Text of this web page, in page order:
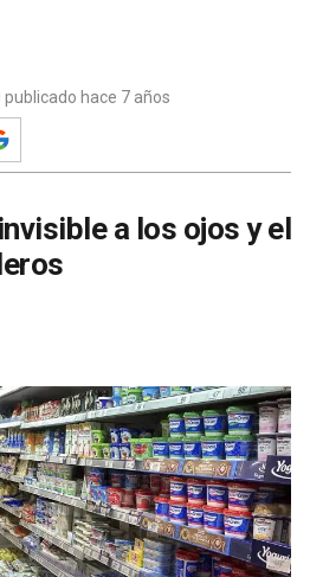
hace 7 años
a los ojos y el